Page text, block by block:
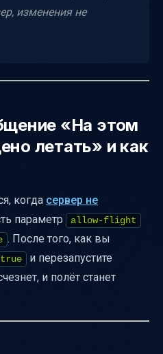
изменения не
«На этом
летать» и как
когда сервер не
параметр allow-flight
. После того, как вы
и перезапустите
и полёт станет